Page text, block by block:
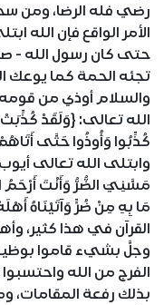
رضي فله الرضا، ومن
الأمر الواقع فإن الله
حتى كان رسول الله -
تجئه الحمة كما يوعك
والسلام أوذي من قومه
الله تعالى: {وَلَقَدْ
كُذِّبُوا وَأُوذُوا حَتَّى
وابتلى الله تعالى
مَا بِهِ مِنْ ضُرٍّ وَآتَيْنَاهُ
القرآن في هذا كثير،
وجلَّ بشيء قاموا
الفرج من الله
بذلك رفعة المقامات،